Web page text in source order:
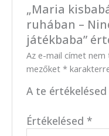
„Maria
ruhában –
játékbaba”
Az e-mail címet nem
mezőket*
A te értékelésed
Értékelésed*